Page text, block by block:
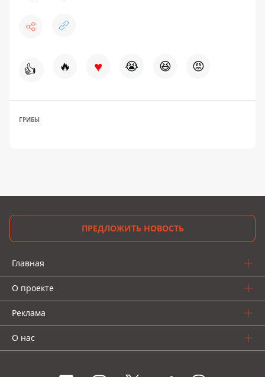
👍 🔥 ♥ 😭 😆 😡
ГРИБЫ
ПРЕДЛОЖИТЬ НОВОСТЬ
Главная
О проекте
Реклама
О нас